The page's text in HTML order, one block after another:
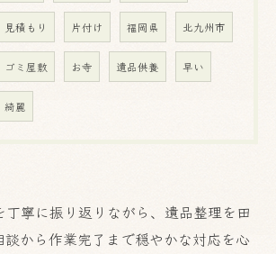
見積もり 片付け 福岡県 北九州市
ゴミ屋敷 お寺 遺品供養 早い
綺麗
丁寧に振り返りながら、遺品整理を田
談から作業完了まで穏やかな対応を心